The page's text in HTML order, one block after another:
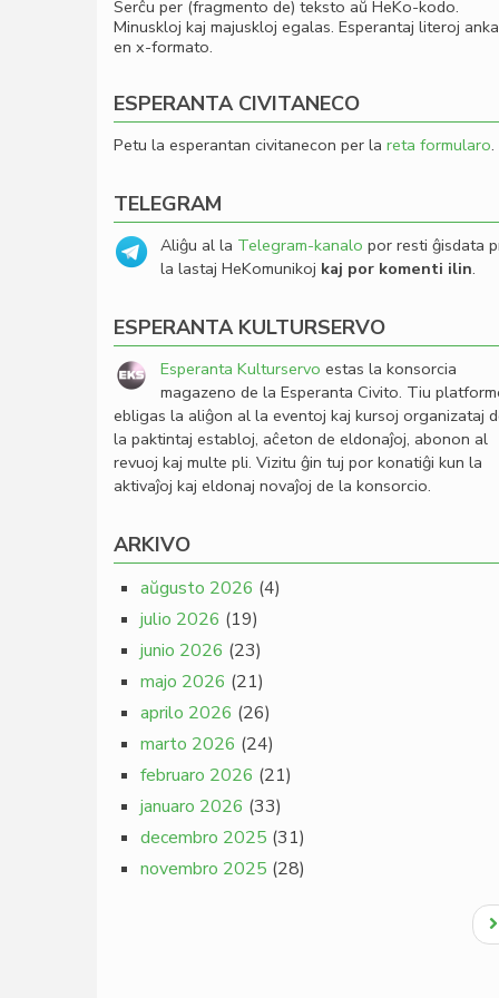
Serĉu per (fragmento de) teksto aŭ HeKo-kodo.
Minuskloj kaj majuskloj egalas. Esperantaj literoj
en x-formato.
ESPERANTA CIVITANECO
Petu la esperantan civitanecon per la reta formularo.
TELEGRAM
Aliĝu al la Telegram-kanalo por resti ĝisdata
la lastaj HeKomunikoj kaj por komenti ilin.
ESPERANTA KULTURSERVO
Esperanta Kulturservo estas la konsorcia
magazeno de la Esperanta Civito. Tiu
ebligas la aliĝon al la eventoj kaj kursoj organizataj
la paktintaj establoj, aĉeton de eldonaĵoj, abonon al
revuoj kaj multe pli. Vizitu ĝin tuj por konatiĝi kun la
aktivaĵoj kaj eldonaj novaĵoj de la konsorcio.
ARKIVO
aŭgusto 2026 (4)
julio 2026 (19)
junio 2026 (23)
majo 2026 (21)
aprilo 2026 (26)
marto 2026 (24)
februaro 2026 (21)
januaro 2026 (33)
decembro 2025 (31)
novembro 2025 (28)